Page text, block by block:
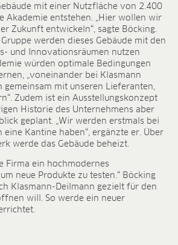
Studium
mit einer Nutzfläche von 2.400
Akademie entstehen. „Hier wollen wir
Zukunft entwickeln“, sagte Böcking.
werden dieses Gebäude mit den
und Innovationsräumen nutzen
würden optimale Bedingungen
„voneinander bei Klasmann
gemeinsam mit unseren Lieferanten,
Zudem ist ein Ausstellungskonzept
Historie des Unternehmens aber
geplant. „Wir werden erstmals bei
eine Kantine haben“, ergänzte er. Über
werde das Gebäude beheizt.
Firma ein hochmodernes
neue Produkte zu testen.“ Böcking
Klasmann-Deilmann gezielt für den
will. So werde ein neuer